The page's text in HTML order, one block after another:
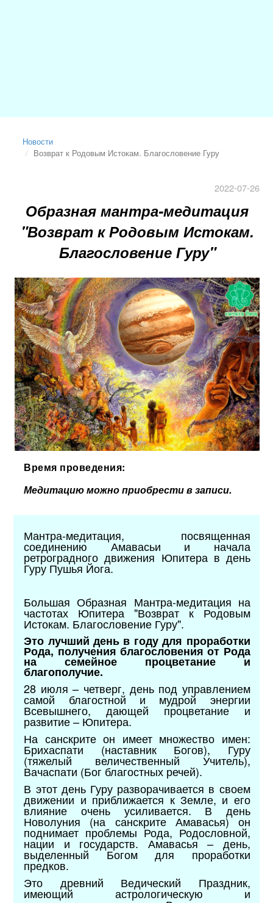
Новости
Возврат к Родовым Истокам. Благословение Гуру
2022-07-26
Образная мантра-медитация
"Возврат к Родовым Истокам.
Благословение Гуру"
Время проведения:
Медитацию можно приобрести в записи.
Мантра-медитация, посвященная
соединению Амавасьи и начала
ретроградного движения Юпитера в день
Гуру Пушья Йога.
Большая Образная Мантра-медитация на
частотах Юпитера "Возврат к Родовым
Истокам. Благословение Гуру".
Это лучший день в году для проработки
Рода, получения благословения от Рода
на семейное процветание и
благополучие.
28 июля – четверг, день под управлением
самой благостной и мудрой энергии
Всевышнего, дающей процветание и
развитие – Юпитера.
На санскрите он имеет множество имен:
Брихаспати (наставник Богов), Гуру
(тяжелый величественный Учитель),
Вачаспати (Бог благостных речей).
В этот день Гуру разворачивается в своем
движении и приближается к Земле, и его
влияние очень усиливается. В день
Новолуния (на санскрите Амавасья) он
поднимает проблемы Рода, Родословной,
нации и государств. Амавасья – день,
выделенный Богом для проработки
предков.
Это древний Ведический Праздник,
имеющий астрологическую и